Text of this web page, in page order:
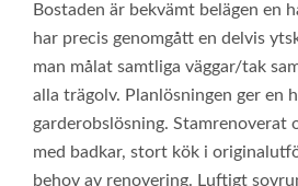
Bostaden är bekvämt belägen en
har precis genomgått en delvis
man målat samtliga väggar/tak
alla trägolv. Planlösningen ger en
garderobslösning. Stamrenoverat
med badkar, stort kök i
behov av renovering. Luftigt